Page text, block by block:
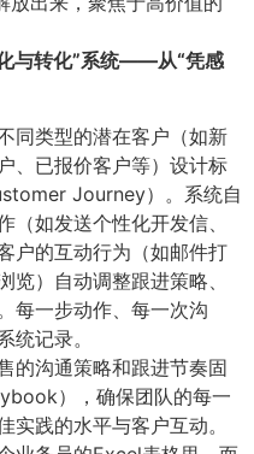
与转化”系统——从“凭感
同类型的潜在客户（如新
、已报价客户等）设计标
Journey）。系统自
（如发送个性化开发信、
户的互动行为（如邮件打
览）自动调整跟进策略、
每一步动作、每一次沟
统记录。
的沟通策略和跟进节奏固
），确保团队的每一
实践的水平与客户互动。